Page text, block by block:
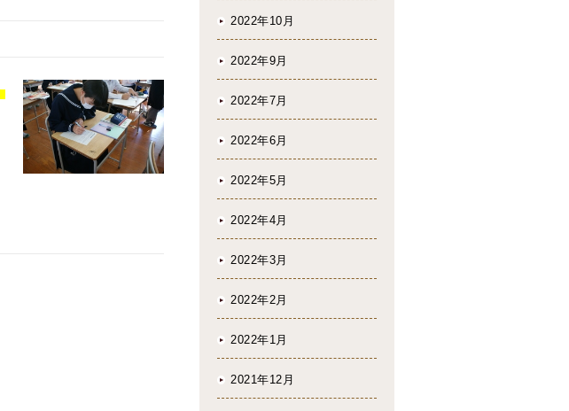
2022年10月
2022年9月
2022年7月
2022年6月
2022年5月
2022年4月
2022年3月
2022年2月
2022年1月
2021年12月